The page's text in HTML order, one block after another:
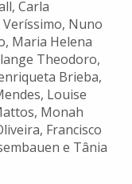
Carla
Nuno
Maria Helena
Theodoro,
Brieba,
Louise
Monah
Francisco
e Tânia